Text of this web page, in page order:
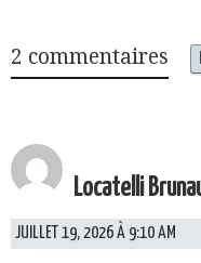
2 commentaires
Locatelli
JUILLET 19, 2026 À 9:10 AM